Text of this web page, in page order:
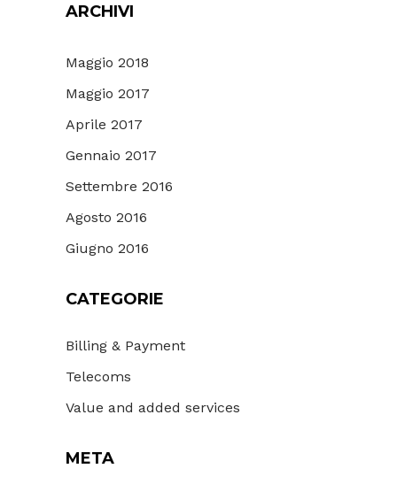
ARCHIVI
Maggio 2018
Maggio 2017
Aprile 2017
Gennaio 2017
Settembre 2016
Agosto 2016
Giugno 2016
CATEGORIE
Billing & Payment
Telecoms
Value and added services
META